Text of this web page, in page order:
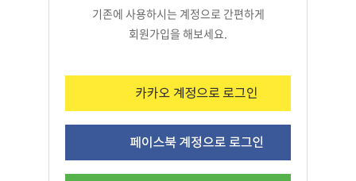
기존에 사용하시는 계정으로 간편하게
회원가입을 해보세요.